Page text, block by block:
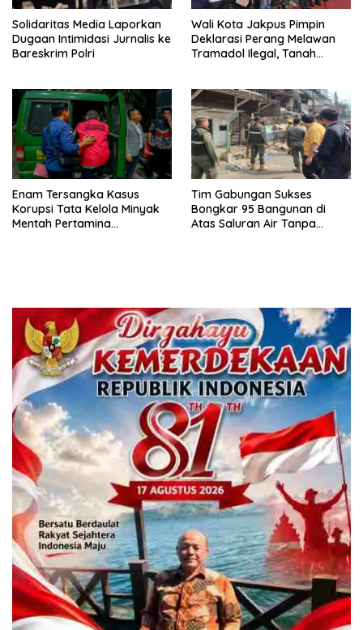
Solidaritas Media Laporkan
Dugaan Intimidasi Jurnalis ke
Bareskrim Polri
Wali Kota Jakpus Pimpin
Deklarasi Perang Melawan
Tramadol Ilegal, Tanah
Enam Tersangka Kasus
Korupsi Tata Kelola Minyak
Mentah Pertamina
Tim Gabungan Sukses
Bongkar 95 Bangunan di
Atas Saluran Air Tanpa